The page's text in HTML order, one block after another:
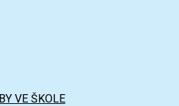
VE ŠKOLE